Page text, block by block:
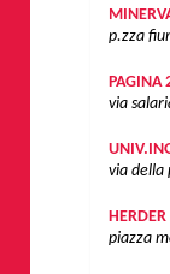
p.zza
PAGINA
via
via della
HERDER
piazza